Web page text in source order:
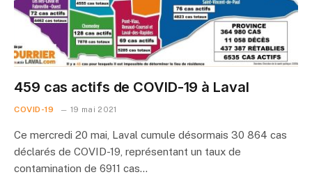
459 cas actifs de COVID-19 à Laval
COVID-19 19 mai 2021
Ce mercredi 20 mai, Laval cumule désormais 30 864 cas
déclarés de COVID-19, représentant un taux de
contamination de 6911 cas…